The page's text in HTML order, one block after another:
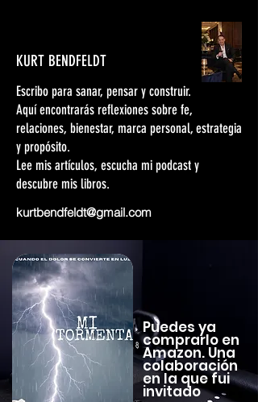
KURT BENDFELDT
Escribo para sanar, pensar y construir.
Aquí encontrarás reflexiones sobre fe,
relaciones, bienestar, marca personal, estrategia
y propósito.
Lee mis artículos, escucha mi podcast y
descubre mis libros.
kurtbendfeldt@gmail.com
Puedes ya
comprarlo en
Amazon. Una
colaboración
en la que fui
invitado